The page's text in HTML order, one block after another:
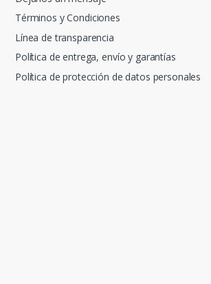
Términos y Condiciones
Línea de transparencia
Política de entrega, envío y garantías
Política de protección de datos personales